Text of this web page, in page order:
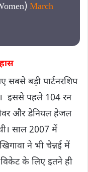
March
सबसे बड़ी पार्टनरशिप
इससे पहले 104 रन
और डेनियल हेजल
साल 2007 में
ने भी चेन्नई में
के लिए इतने ही